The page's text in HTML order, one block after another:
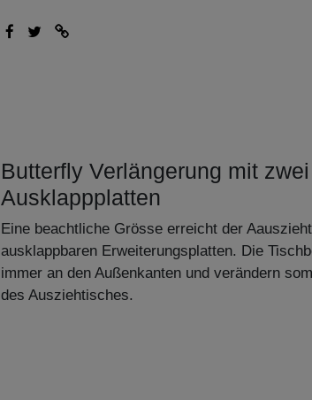
Butterfly Verlängerung mit
Ausklappplatten
Eine beachtliche Grösse erreicht der
ausklappbaren Erweiterungsplatten. Die
immer an den Außenkanten und verändern
des Ausziehtisches.